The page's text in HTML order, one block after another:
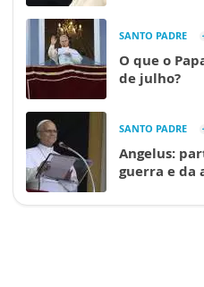
SANTO PADRE
O que o
de julho?
SANTO PADRE
Angelus:
guerra e da